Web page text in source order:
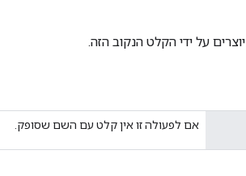
על ידי הקלט הנקוב הזה.
אם לפעולה זו אין קלט עם השם שסופק.